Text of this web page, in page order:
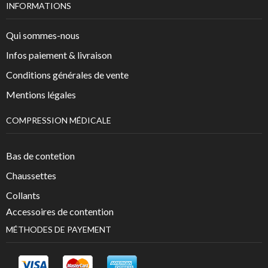
INFORMATIONS
Qui sommes-nous
Infos paiement & livraison
Conditions générales de vente
Mentions légales
COMPRESSION MÉDICALE
Bas de contetion
Chaussettes
Collants
Accessoires de contention
MÉTHODES DE PAYEMENT